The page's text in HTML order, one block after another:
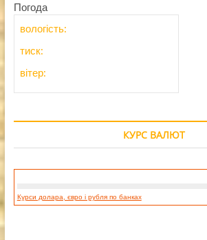
Погода
вологість:
тиск:
вітер:
КУРС ВАЛЮТ
Курси долара, євро і рубля по банках